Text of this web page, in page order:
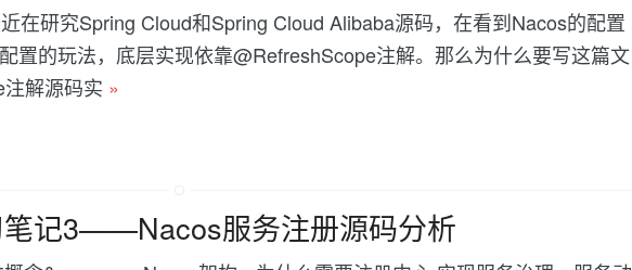
在研究Spring Cloud和Spring Cloud Alibaba源码，在看到Nacos的配置
置的玩法，底层实现依靠@RefreshScope注解。那么为什么要写这篇文
解源码实 »
笔记3——Nacos服务注册源码分析